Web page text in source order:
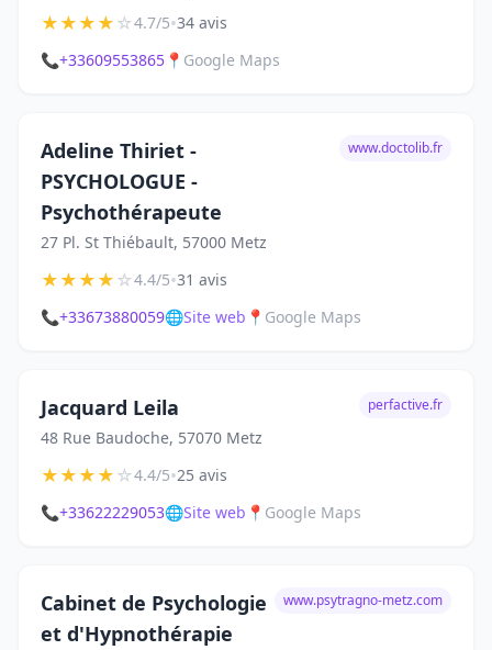
★★★★☆4.7/5•34 avis
📞+33609553865 📍 Google Maps
Adeline Thiriet -
PSYCHOLOGUE -
Psychothérapeute
27 Pl. St Thiébault, 57000 Metz
www.doctolib.fr
★★★★☆4.4/5•31 avis
📞+33673880059🌐Site web 📍 Google Maps
Jacquard Leila
48 Rue Baudoche, 57070 Metz
perfactive.fr
★★★★☆4.4/5•25 avis
📞+33622229053🌐Site web 📍 Google Maps
Cabinet de Psychologie
et d'Hypnothérapie
www.psytragno-metz.com